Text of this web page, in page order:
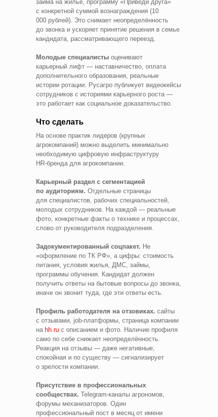
займа на жильё, программу «Приведи друга»
с конкретной суммой вознаграждения (10
000 рублей). Это снимает неопределённость
до звонка и ускоряет принятие решения в семье
кандидата, рассматривающего переезд.
Молодые специалисты оценивают
карьерный лифт — наставничество, оплата
дополнительного образования, реальные
истории ротации. Русагро публикует видеокейсы
сотрудников с историями карьерного роста —
это работает как социальное доказательство.
Что сделать
На основе практик лидеров (крупных
агрокомпаний) можно выделить минимально
необходимую цифровую инфраструктуру
HR‑бренда для агрокомпании.
Карьерный раздел с сегментацией
по аудиториям. Отдельные страницы
для специалистов, рабочих специальностей,
молодых сотрудников. На каждой — реальные
фото, конкретные факты о технике и процессах,
слово от руководителя подразделения.
Задокументированный соцпакет. Не
«оформление по ТК РФ», а цифры: стоимость
питания, условия жилья, ДМС, займы,
программы обучения. Кандидат должен
получить ответы на бытовые вопросы до звонка,
иначе он звонит туда, где эти ответы есть.
Профиль работодателя на отзовиках. сайты
с отзывами, job‑платформы, страница компании
на hh.ru с описанием и фото. Наличие профиля
само по себе снижает неопределённость.
Реакция на отзывы — даже негативные,
спокойная и по существу — сигнализирует
о зрелости компании.
Присутствие в профессиональных
сообществах. Telegram‑каналы агрономов,
форумы механизаторов. Один
профессиональный пост в месяц от имени